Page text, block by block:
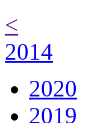
<
2014
2020
2019